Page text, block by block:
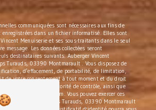
communiquées sont nécessaires aux fins de
enregistrées dans un fichier informatisé. Elles sont
Menuiserie et ses sous-traitants dans le seul
message. Les données collectées seront
destinataires suivants: Auberger Vincent
Turauds, 03390 Montmarault . Vous disposez de
d’effacement, de portabilité, de limitation,
de votre consentement à tout moment et du droit
auprès d’une autorité de contrôle, ainsi que
vos données post-mortem. Vous pouvez exercer ces
à l'adresse Les Champs Turauds, 03390 Montmarault